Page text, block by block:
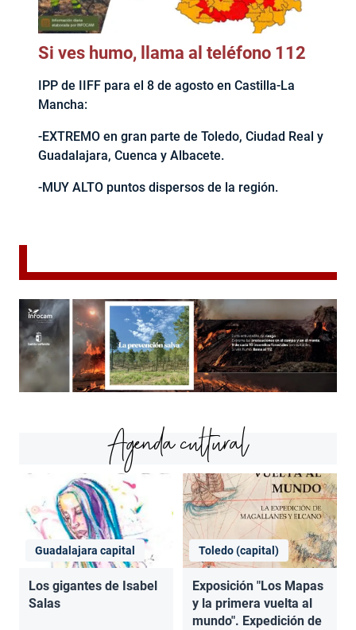
Si ves humo, llama al teléfono 112
IPP de IIFF para el 8 de agosto en Castilla-La
Mancha:
-EXTREMO en gran parte de Toledo, Ciudad Real y
Guadalajara, Cuenca y Albacete.
-MUY ALTO puntos dispersos de la región.
Agenda cultural
Guadalajara capital
Los gigantes de Isabel
Salas
Toledo (capital)
Exposición "Los Mapas
y la primera vuelta al
mundo". Expedición de